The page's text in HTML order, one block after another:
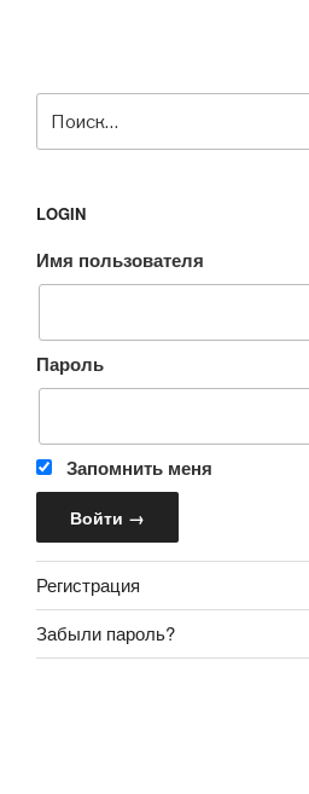
LOGIN
Имя пользователя
Пароль
Запомнить меня
Регистрация
Забыли пароль?